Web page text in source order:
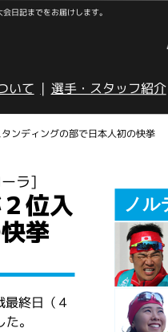
日記までをお届けします。
いて 選手・スタッフ紹介
ンディングの部で日本人初の快挙
ラ]
位入
挙
終日（４
。
ノル